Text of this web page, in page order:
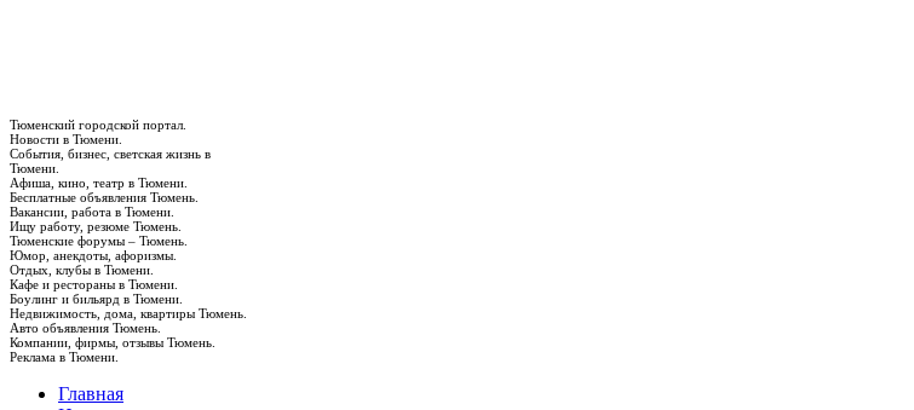
Тюменский городской портал.
Новости в Тюмени.
События, бизнес, светская жизнь в
Тюмени.
Афиша, кино, театр в Тюмени.
Бесплатные объявления Тюмень.
Вакансии, работа в Тюмени.
Ищу работу, резюме Тюмень.
Тюменские форумы – Тюмень.
Юмор, анекдоты, афоризмы.
Отдых, клубы в Тюмени.
Кафе и рестораны в Тюмени.
Боулинг и бильярд в Тюмени.
Недвижимость, дома, квартиры Тюмень.
Авто объявления Тюмень.
Компании, фирмы, отзывы Тюмень.
Реклама в Тюмени.
Главная